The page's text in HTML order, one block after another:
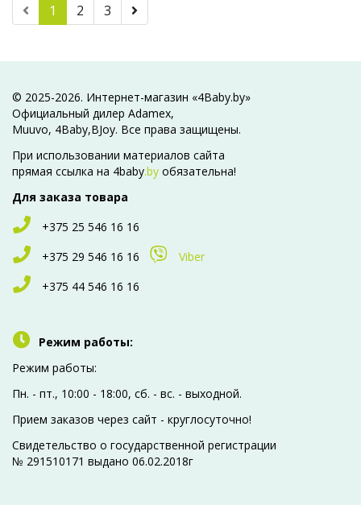
1 2 3
© 2025-2026. Интернет-магазин «4Baby.by»
Официальный дилер Adamex,
Muuvo, 4Baby,BJoy. Все права защищены.
При использовании материалов сайта
прямая ссылка на 4baby.by обязательна!
Для заказа товара
+375 25 546 16 16
+375 29 546 16 16
Viber
+375 44 546 16 16
Режим работы:
Режим работы:
Пн. - пт., 10:00 - 18:00, сб. - вc. - выходной.
Прием заказов через сайт - круглосуточно!
Свидетельство о государственной регистрации
№ 291510171 выдано 06.02.2018г